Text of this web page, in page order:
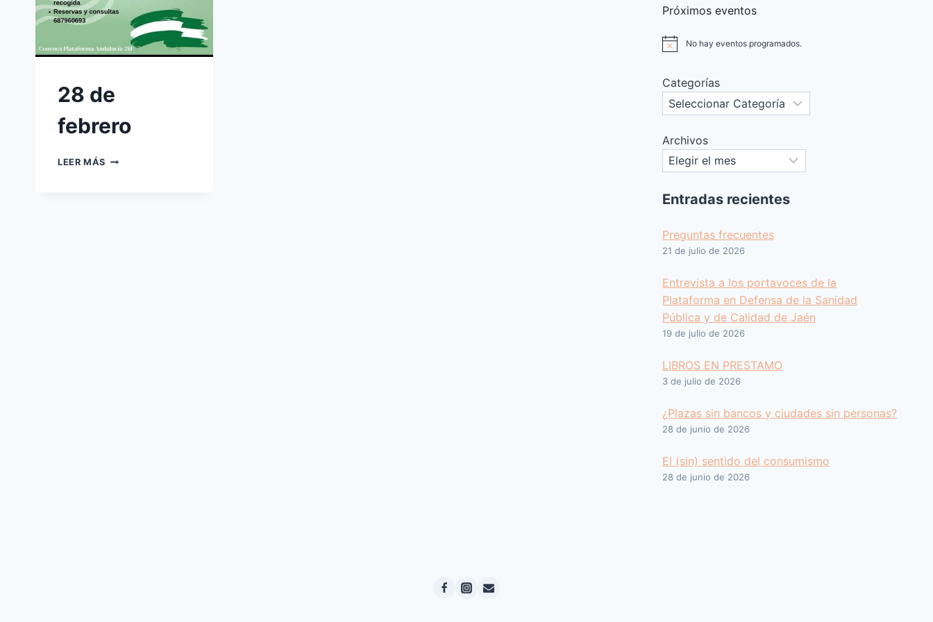
28 de
febrero
LEER MÁS 28
Próximos eventos
Aviso No hay eventos programados.
Categorías
Archivos
Entradas recientes
Preguntas frecuentes
21 de julio de 2026
Entrevista a los portavoces de la
Plataforma en Defensa de la Sanidad
Pública y de Calidad de Jaén
19 de julio de 2026
LIBROS EN PRESTAMO
3 de julio de 2026
¿Plazas sin bancos y ciudades sin personas?
28 de junio de 2026
El (sin) sentido del consumismo
28 de junio de 2026